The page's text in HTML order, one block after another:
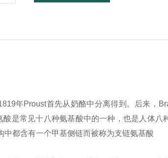
年Proust首先从奶酪中分离得到。后来，
是常见十八种氨基酸中的一种，也是人体八
都含有一个甲基侧链而被称为支链氨基酸